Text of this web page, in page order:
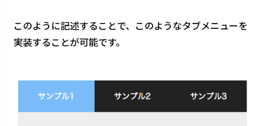
このように記述することで、このようなタブメニューを
実装することが可能です。